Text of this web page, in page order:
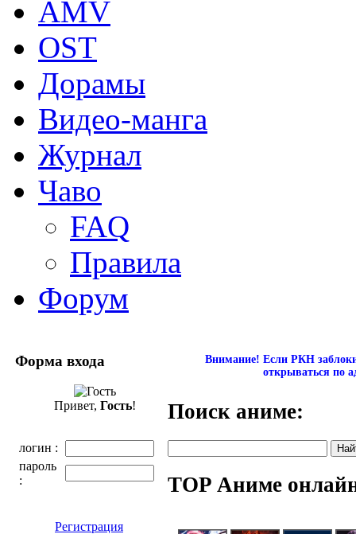
AMV
OST
Дорамы
Видео-манга
Журнал
Чаво
FAQ
Правила
Форум
Форма входа
Привет, Гость!
логин :
пароль
:
Регистрация
Внимание! Если РКН
открываться по
Поиск аниме:
TOP Аниме